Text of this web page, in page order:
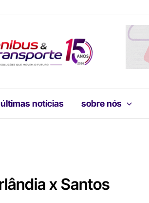
últimas notícias sobre nós
x Santos